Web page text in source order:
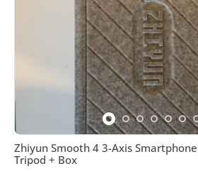
Zhiyun Smooth 4 3-Axis
Tripod + Box